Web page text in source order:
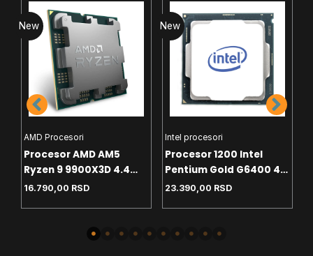
New
AMD Procesori
Procesor AMD AM5
Ryzen 9 9900X3D 4.4
GHz Tray
16.790,00 RSD
New
Intel procesori
Procesor 1200 Intel
Pentium Gold G6400 4.0
GHz Tray
23.390,00 RSD